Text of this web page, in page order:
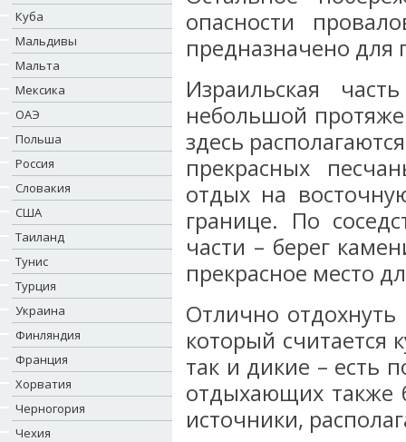
Куба
Мальдивы
Мальта
Мексика
ОАЭ
Польша
Россия
Словакия
США
Таиланд
Тунис
Турция
Украина
Финляндия
Франция
Хорватия
Черногория
Чехия
опасности
предназначено
Израильская
небольшой
здесь
прекрасных
отдых на
границе. По
части – берег
прекрасное место
Отлично
который считается
так и дикие – есть
отдыхающих также
источники,